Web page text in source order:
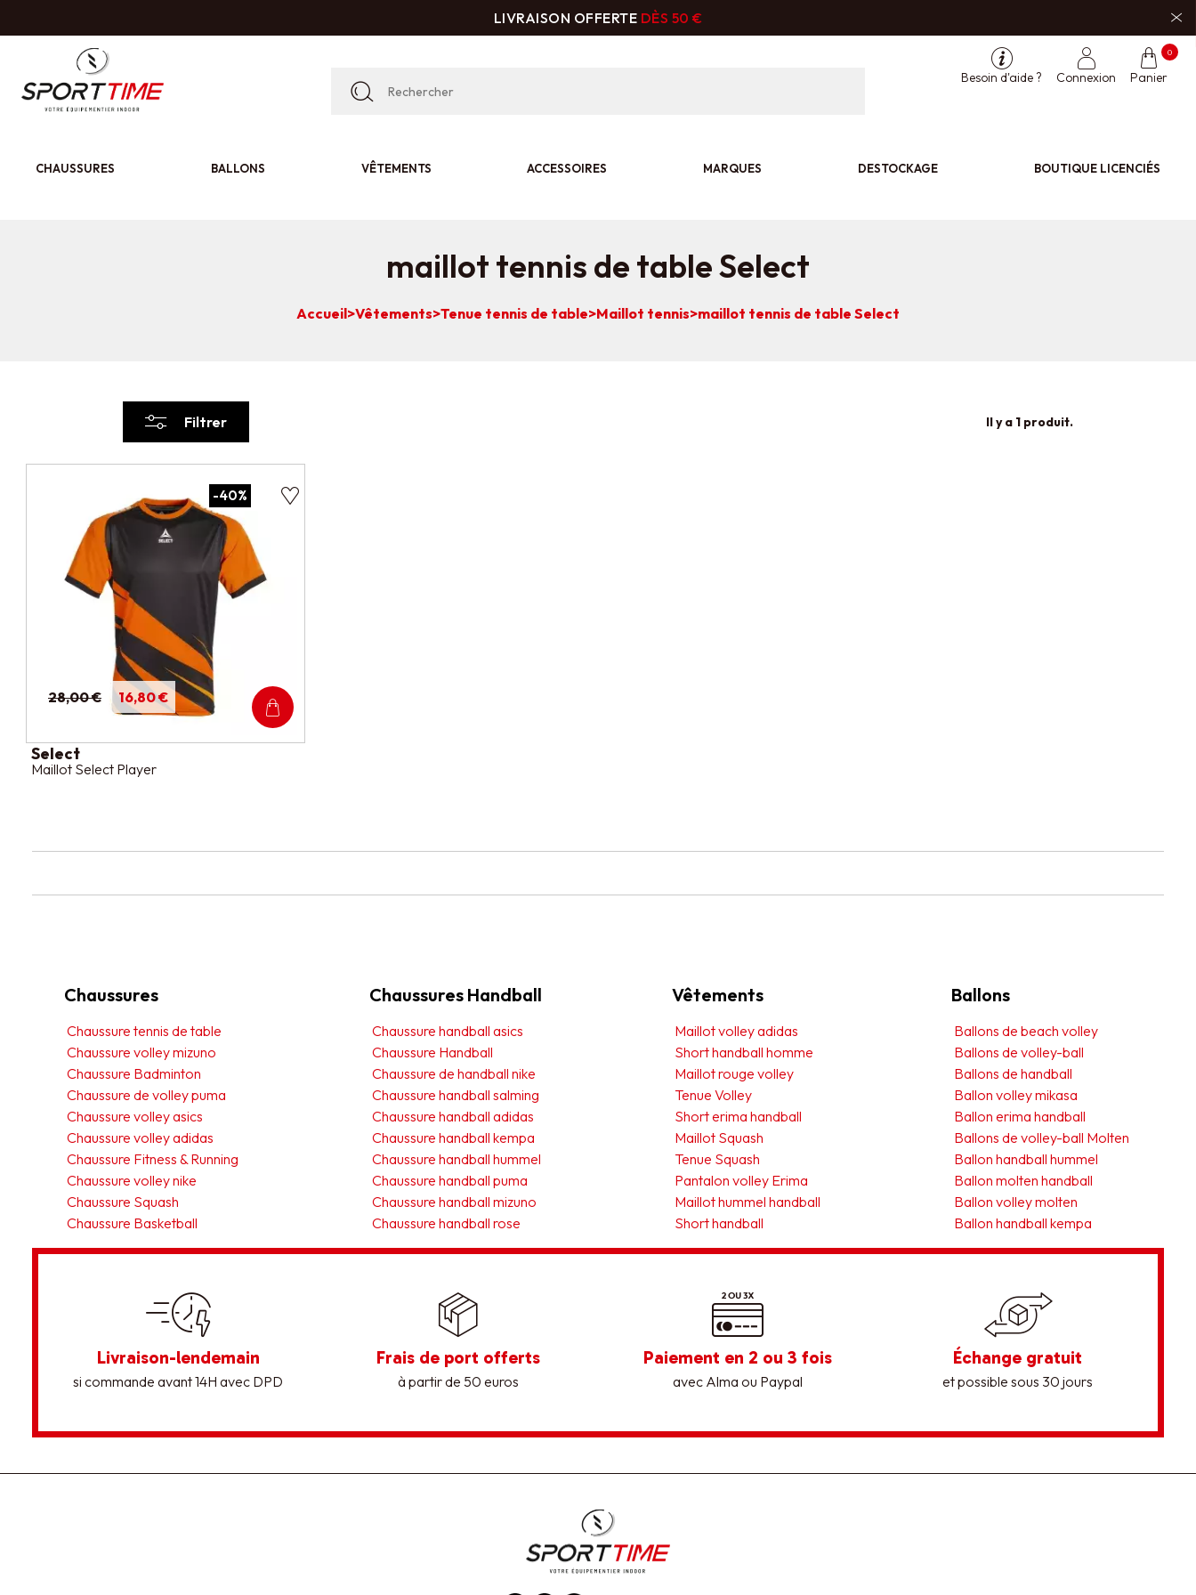
LIVRAISON OFFERTE DÈS 50 €
CHAUSSURES BALLONS VÊTEMENTS ACCESSOIRES MARQUES DESTOCKAGE BOUTIQUE LICENCIÉS
Besoin d'aide ? Connexion Panier
0
maillot tennis de table Select
Accueil>Vêtements>Tenue tennis de table>Maillot tennis>maillot tennis de table Select
Filtrer Il y a 1 produit.
28,00 € 16,80 €
-40%
Select
Maillot Select Player
Chaussures
Chaussure tennis de table
Chaussure volley mizuno
Chaussure Badminton
Chaussure de volley puma
Chaussure volley asics
Chaussure volley adidas
Chaussure Fitness & Running
Chaussure volley nike
Chaussure Squash
Chaussure Basketball
Chaussures Handball
Chaussure handball asics
Chaussure Handball
Chaussure de handball nike
Chaussure handball salming
Chaussure handball adidas
Chaussure handball kempa
Chaussure handball hummel
Chaussure handball puma
Chaussure handball mizuno
Chaussure handball rose
Vêtements
Maillot volley adidas
Short handball homme
Maillot rouge volley
Tenue Volley
Short erima handball
Maillot Squash
Tenue Squash
Pantalon volley Erima
Maillot hummel handball
Short handball
Ballons
Ballons de beach volley
Ballons de volley-ball
Ballons de handball
Ballon volley mikasa
Ballon erima handball
Ballons de volley-ball Molten
Ballon handball hummel
Ballon molten handball
Ballon volley molten
Ballon handball kempa
Livraison-lendemain
si commande avant 14H avec DPD
Frais de port offerts
à partir de 50 euros
Paiement en 2 ou 3 fois
avec Alma ou Paypal
Échange gratuit
et possible sous 30 jours